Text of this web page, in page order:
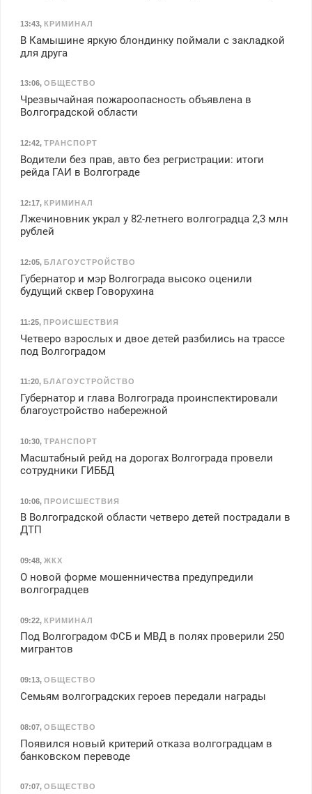
13:43, КРИМИНАЛ
В Камышине яркую блондинку поймали с закладкой
для друга
13:06, ОБЩЕСТВО
Чрезвычайная пожароопасность объявлена в
Волгоградской области
12:42, ТРАНСПОРТ
Водители без прав, авто без регристрации: итоги
рейда ГАИ в Волгограде
12:17, КРИМИНАЛ
Лжечиновник украл у 82-летнего волгоградца 2,3 млн
рублей
12:05, БЛАГОУСТРОЙСТВО
Губернатор и мэр Волгограда высоко оценили
будущий сквер Говорухина
11:25, ПРОИСШЕСТВИЯ
Четверо взрослых и двое детей разбились на трассе
под Волгоградом
11:20, БЛАГОУСТРОЙСТВО
Губернатор и глава Волгограда проинспектировали
благоустройство набережной
10:30, ТРАНСПОРТ
Масштабный рейд на дорогах Волгограда провели
сотрудники ГИББД
10:06, ПРОИСШЕСТВИЯ
В Волгоградской области четверо детей пострадали в
ДТП
09:48, ЖКХ
О новой форме мошенничества предупредили
волгоградцев
09:22, КРИМИНАЛ
Под Волгоградом ФСБ и МВД в полях проверили 250
мигрантов
09:13, ОБЩЕСТВО
Семьям волгоградских героев передали награды
08:07, ОБЩЕСТВО
Появился новый критерий отказа волгоградцам в
банковском переводе
07:07, ОБЩЕСТВО